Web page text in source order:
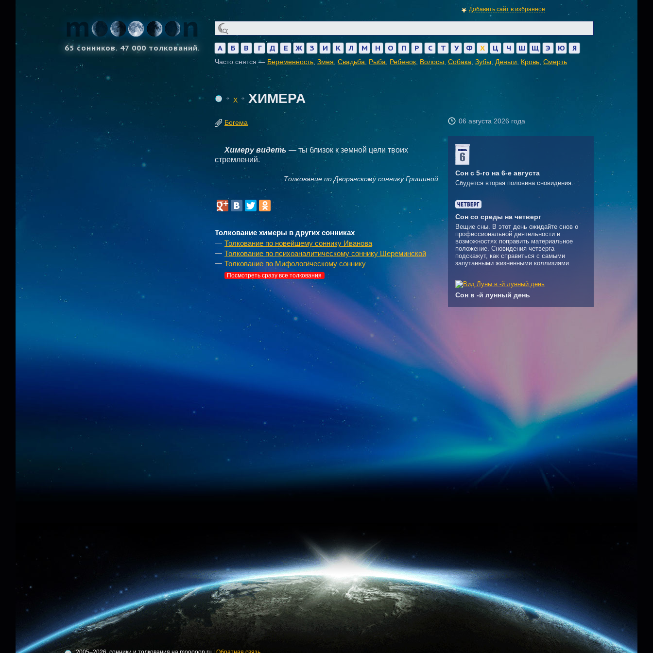
Добавить сайт в избранное
65 сонников. 47 000 толкований. А Б В Г Д Е Ж З И К Л М Н О П Р С Т У Ф Х Ц Ч Ш Щ Э Ю Я
Часто снятся — Беременность Змея Свадьба Рыба Ребенок Волосы Собака Зубы Деньги Кровь Смерть
Х ХИМЕРА
Богема 06 августа 2026 года
Химеру видеть — ты близок к земной цели твоих
стремлений.
Толкование по Дворянскому соннику Гришиной
Толкование химеры в других сонниках
Толкование по новейшему соннику Иванова
Толкование по психоаналитическому соннику Шереминской
Толкование по Мифологическому соннику
Посмотреть сразу все толкования
Сон с 5-го на 6-е августа
Сбудется вторая половина сновидения.
Сон со среды на четверг
Вещие сны. В этот день ожидайте снов о
профессиональной деятельности и
возможностях поправить материальное
положение. Сновидения четверга
подскажут, как справиться с самыми
запутанными жизненными коллизиями.
Сон в -й лунный день